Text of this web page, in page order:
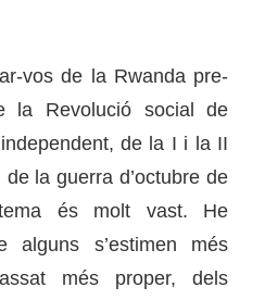
vos de la Rwanda pre-
la Revolució social de
de la I i la II
la guerra d’octubre de
és molt vast. He
alguns s’estimen més
més proper, dels